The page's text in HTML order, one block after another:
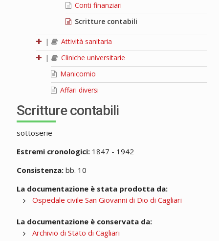
Conti finanziari
Scritture contabili
|
Attività sanitaria
|
Cliniche universitarie
Manicomio
Affari diversi
Scritture contabili
sottoserie
Estremi cronologici:1847 - 1942
Consistenza:bb. 10
La documentazione è stata prodotta da:
Ospedale civile San Giovanni di Dio di Cagliari
La documentazione è conservata da:
Archivio di Stato di Cagliari